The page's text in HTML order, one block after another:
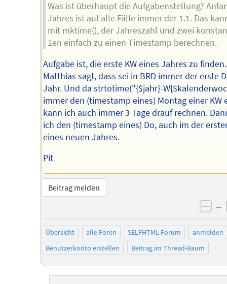
Was ist überhaupt die Aufgabenstellung?
Jahres ist auf alle Fälle immer der 1.1. Das
mit mktime(), der Jahreszahl und zwei
1en einfach zu einen Timestamp berechnen.
Aufgabe ist, die erste KW eines Jahres zu
Matthias sagt, dass sei in BRD immer der erste
Jahr. Und da strtotime("{$jahr}-
immer den (timestamp eines) Montag einer KW
kann ich auch immer 3 Tage drauf rechnen.
ich den (timestamp eines) Do, auch im der
eines neuen Jahres.
Pit
Beitrag melden
–
Übersicht alle Foren SELFHTML-Forum
anmelden
Benutzerkonto erstellen
Beitrag im Thread-Baum